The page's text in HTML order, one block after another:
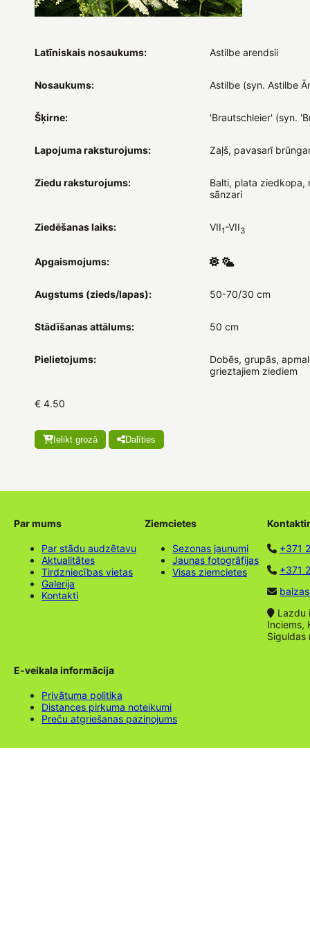
Latīniskais nosaukums: Astilbe arendsii
Nosaukums: Astilbe (syn. Astilbe
Šķirne: 'Brautschleier' (syn.
Lapojuma raksturojums: Zaļš, pavasarī
Ziedu raksturojums:
Balti, plata ziedkopa,
sānzari
Ziedēšanas laiks: VII1-VII3
Apgaismojums:
Augstums (zieds/lapas): 50-70/30 cm
Stādīšanas attālums: 50 cm
Pielietojums:
Dobēs, grupās,
grieztajiem ziediem
€ 4.50
Ielikt grozā Dalīties
Par mums
Par stādu audzētavu
Aktualitātes
Tirdzniecības vietas
Galerija
Kontakti
Ziemcietes
Sezonas jaunumi
Jaunas fotogrāfijas
Visas ziemcietes
+371
+371
Lazdu
Inciems,
Siguldas
E-veikala informācija
Privātuma politika
Distances pirkuma noteikumi
Preču atgriešanas paziņojums